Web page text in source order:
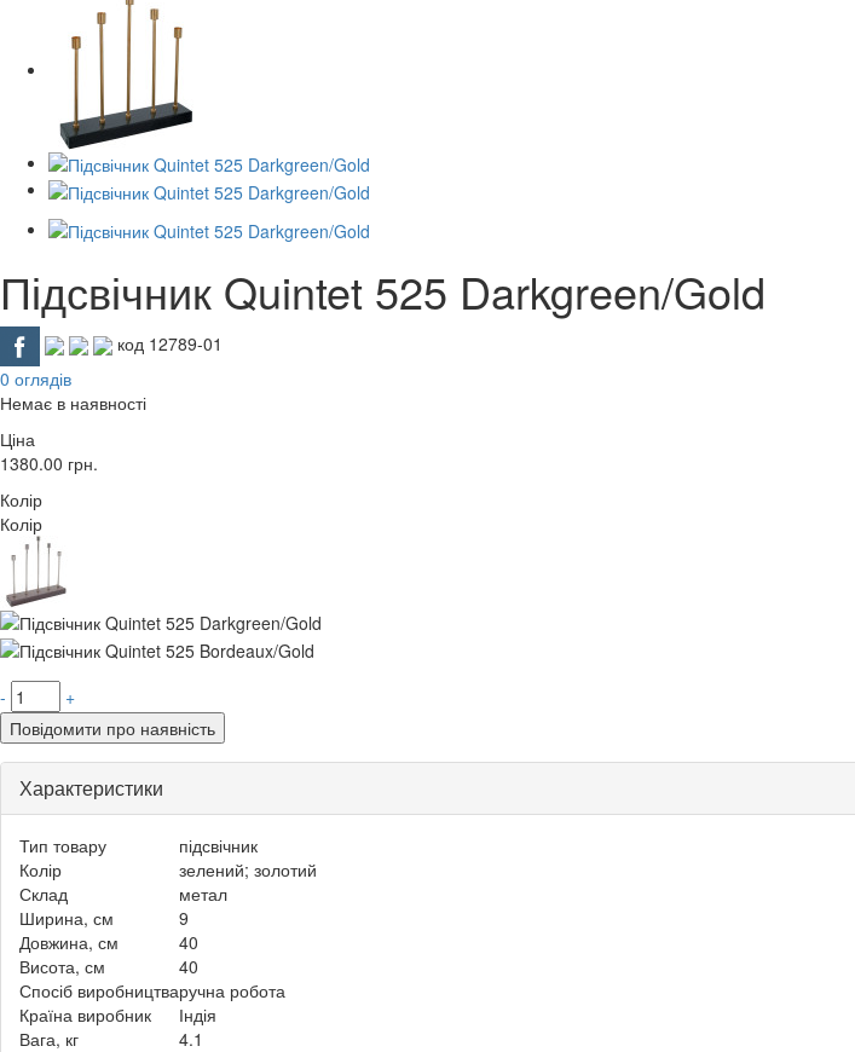
Підсвічник Quintet 525 Darkgreen/Gold
код 12789-01
0 оглядів
Немає в наявності
Ціна
1380.00 грн.
Колір
Колір
-
+
Повідомити про наявність
Характеристики
Тип товару
підсвічник
Колір
зелений; золотий
Склад
метал
Ширина, см
9
Довжина, см
40
Висота, см
40
Спосіб виробництваручна робота
Країна виробник
Індія
Вага, кг
4.1